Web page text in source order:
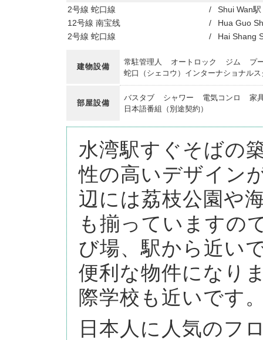
2号線 蛇口線 /
Shui Wan駅
12号線 南宝线
/
Hua Guo
2号線 蛇口線
/ Hai Shang
建物設備
常駐管理人 オートロック ジム
プ
蛇口（シェコウ）インターナショナル
部屋設備
バスタブ シャワー 電気コンロ
家
日本語番組（別途契約）
水湾駅すぐそばの
性の高いデザイン
辺には荔枝公園や
も揃っていますの
び場、駅から近い
便利な物件になり
際学校も近いです
日本人に人気のフ